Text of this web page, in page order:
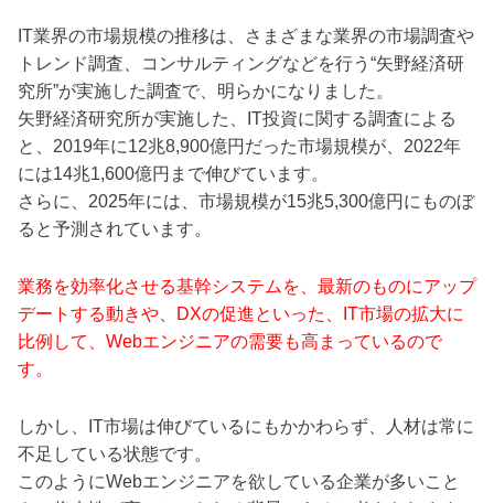
IT業界の市場規模の推移は、さまざまな業界の市場調査や
トレンド調査、コンサルティングなどを行う“矢野経済研
究所”が実施した調査で、明らかになりました。
矢野経済研究所が実施した、IT投資に関する調査による
と、2019年に12兆8,900億円だった市場規模が、2022年
には14兆1,600億円まで伸びています。
さらに、2025年には、市場規模が15兆5,300億円にものぼ
ると予測されています。
業務を効率化させる基幹システムを、最新のものにアップ
デートする動きや、DXの促進といった、IT市場の拡大に
比例して、Webエンジニアの需要も高まっているので
す。
しかし、IT市場は伸びているにもかかわらず、人材は常に
不足している状態です。
このようにWebエンジニアを欲している企業が多いこと